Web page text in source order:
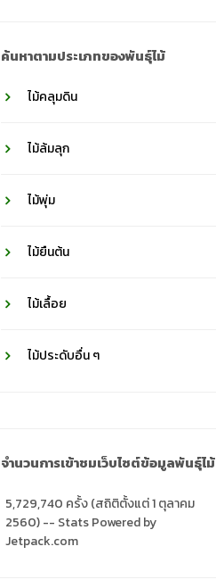
ค้นหาตามประเภทของพันธุ์ไม้
ไม้คลุมดิน
ไม้ล้มลุก
ไม้พุ่ม
ไม้ยืนต้น
ไม้เลื้อย
ไม้ประดับอื่น ๆ
จำนวนการเข้าชมเว็บไซต์ข้อมูลพันธุ์ไม้
5,729,740 ครั้ง (สถิติตั้งแต่ 1 ตุลาคม
2560) -- Stats Powered by
Jetpack.com